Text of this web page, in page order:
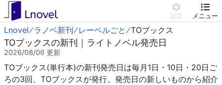
設定 メニュー
Lnovel ラノベ新刊 レーベルごと TOブックス
TOブックスの新刊｜ライトノベル発売日
2026/08/06 更新
TOブックス(単行本)の新刊発売日は毎月1日・10日・20日ご
ろの3回、TOブックスが発行。発売日の新しいものから紹介